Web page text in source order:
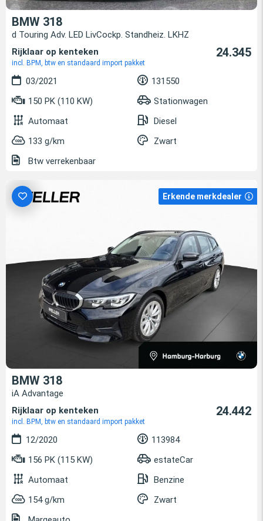
BMW 318
d Touring Adv. LED LivCockp. Standheiz. LKHZ
Rijklaar op kenteken
incl. BPM, btw en standaard import pakket
24.345
03/2021
131550
150 PK (110 KW)
Stationwagen
Automaat
Diesel
133 g/km
Zwart
Btw verrekenbaar
Erkende merkdealer
BMW 318
iA Advantage
Rijklaar op kenteken
incl. BPM, btw en standaard import pakket
24.442
12/2020
113984
156 PK (115 KW)
estateCar
Automaat
Benzine
154 g/km
Zwart